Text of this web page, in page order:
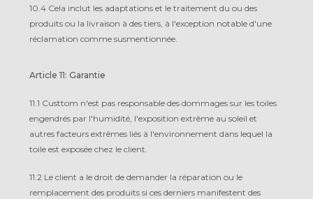
10.4 Cela inclut les adaptations et le traitement du ou des
produits ou la livraison à des tiers, à l'exception notable d'une
réclamation comme susmentionnée.
Article 11: Garantie
11.1 Custtom n'est pas responsable des dommages sur les toiles
engendrés par l'humidité, l'exposition extrême au soleil et
autres facteurs extrêmes liés à l'environnement dans lequel la
toile est exposée chez le client.
11.2 Le client a le droit de demander la réparation ou le
remplacement des produits si ces derniers manifestent des